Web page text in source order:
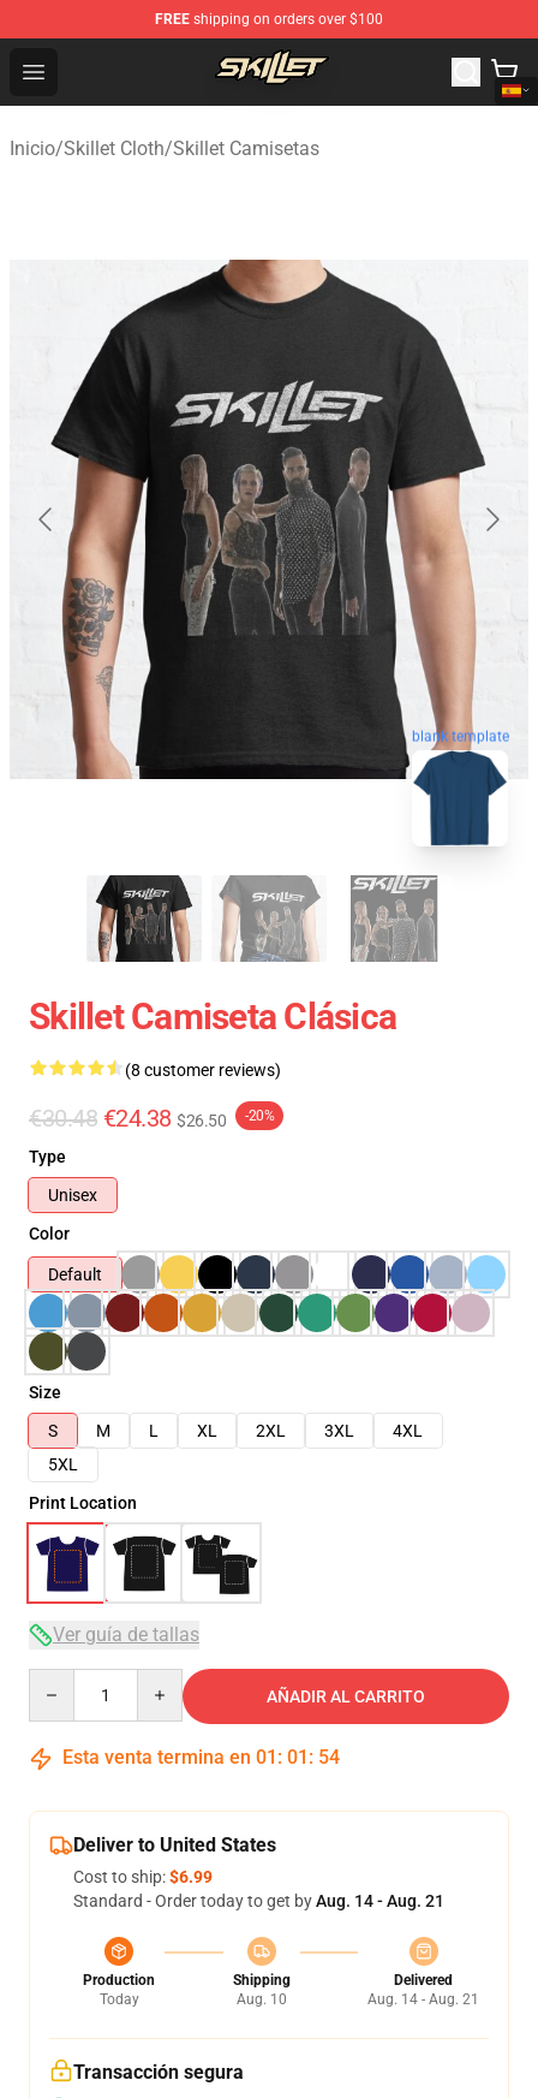
FREE shipping on orders over $100
Open menu
Skillet Shop - Official Skillet Merchandise Store
Inicio/Skillet Cloth/Skillet Camisetas
blank template
Skillet Camiseta Clásica
(8 customer reviews)
€30.48 €24.38 $26.50 -20%
Type
Unisex
Color
Default
Size
S
M L XL 2XL 3XL
4XL
5XL
Print Location
Ver guía de tallas
AÑADIR AL CARRITO
Esta venta termina en 01 : 01 : 54
Deliver to United States
Cost to ship:$6.99
Standard - Order today to get byAug. 14 - Aug. 21
Production
Today
Shipping
Aug. 10
Delivered
Aug. 14 - Aug. 21
Transacción segura